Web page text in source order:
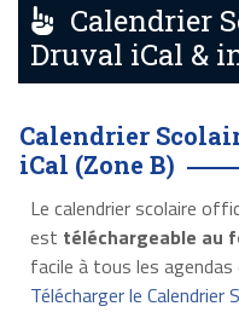
Calendrier
Druval iCal &
Calendrier
iCal (Zone B)
Le calendrier scolaire
est téléchargeable au
facile à tous les
Télécharger le Calendrier